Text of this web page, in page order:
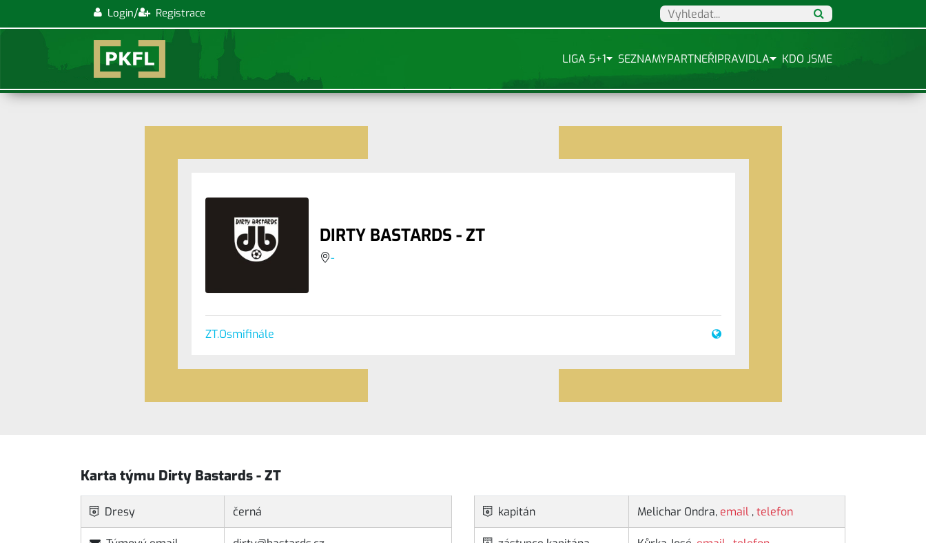
Login/ Registrace
LIGA 5+1 SEZNAMYPARTNEŘIPRAVIDLA KDO JSME
DIRTY BASTARDS - ZT
-
ZT.Osmifinále
Karta týmu Dirty Bastards - ZT
Dresy černá kapitán Melichar Ondra, email ,telefon